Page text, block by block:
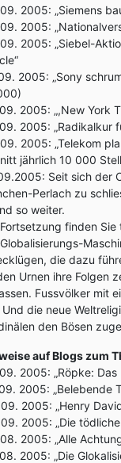
2005: „Siemens
2005:
2005: „Siebel-
2005: „Sony
2005: „,New York
2005: „Radikalkur
2005: „Telekom
jährlich 10 000
Seit sich der
Perlach zu
so weiter.
finden
die dazu
Urnen ihre Folgen
Fussvölker mit
Und die neue
den Bösen
auf Blogs zum
2005: „Röpke: Das
2005: „Belebende
2005: „Henry
2005: „Die
2005: „Alle
2005: „Die